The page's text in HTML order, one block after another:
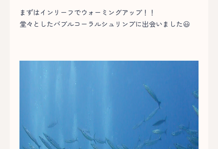
まずはインリーフでウォーミングアップ！！
堂々としたバブルコーラルシュリンプに出会いました😃